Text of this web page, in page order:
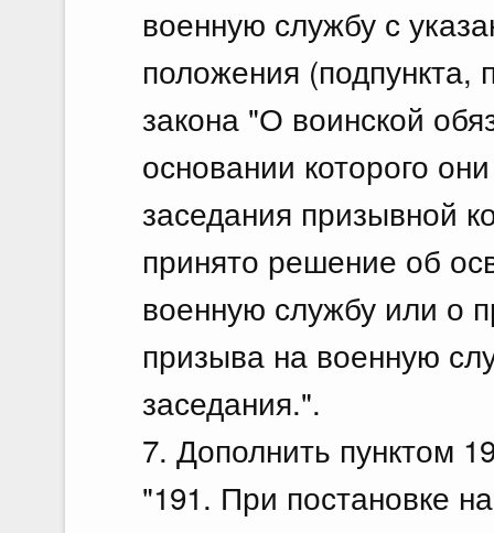
военную службу с
положения (подпункта,
закона "О воинской
основании которого
заседания призывной
принято решение об
военную службу или о
призыва на военную
заседания.".
7. Дополнить пунктом
"191. При постановке